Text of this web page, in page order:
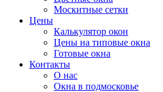
Москитные сетки
Цены
Калькулятор окон
Цены на типовые окна
Готовые окна
Контакты
О нас
Окна в подмосковье